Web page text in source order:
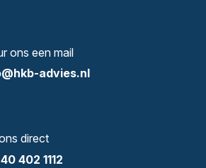
ons een mail
advies.nl
direct
402 1112